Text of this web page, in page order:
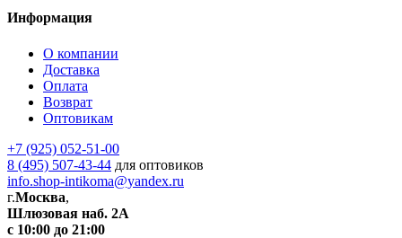
Информация
О компании
Доставка
Оплата
Возврат
Оптовикам
+7 (925) 052-51-00
8 (495) 507-43-44 для оптовиков
info.shop-intikoma@yandex.ru
г.Москва,
Шлюзовая наб. 2А
с 10:00 до 21:00